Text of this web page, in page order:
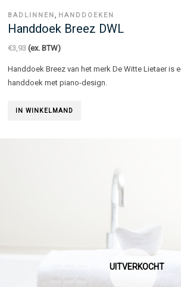
BADLINNEN , HANDDOEKEN
Handdoek Breez DWL
€3,93 (ex. BTW)
Handdoek Breez van het merk De Witte Lietaer is
handdoek met piano-design.
IN WINKELMAND
UITVERKOCHT